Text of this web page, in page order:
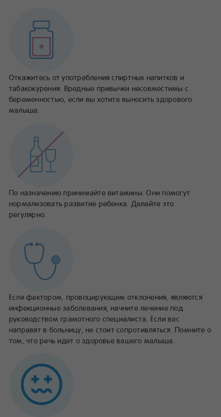
Откажитесь от употребления спиртных напитков и
табакокурения. Вредные привычки несовместимы с
беременностью, если вы хотите выносить здорового
малыша.
По назначению принимайте витамины. Они помогут
нормализовать развитие ребенка. Делайте это
регулярно.
Если фактором, провоцирующим отклонения, являются
инфекционные заболевания, начните лечение под
руководством грамотного специалиста. Если вас
направят в больницу, не стоит сопротивляться. Помните о
том, что речь идет о здоровье вашего малыша.